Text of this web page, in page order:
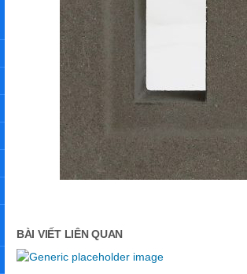
BÀI VIẾT LIÊN QUAN